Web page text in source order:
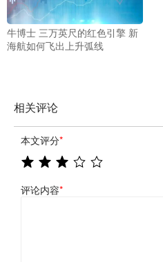
牛博士 三万英尺的红色引擎 新
海航如何飞出上升弧线
相关评论
本文评分*
评论内容*